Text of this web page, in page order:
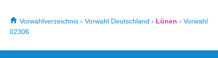
Vorwahlverzeichnis › Vorwahl Deutschland › Lünen › Vorwahl
02306